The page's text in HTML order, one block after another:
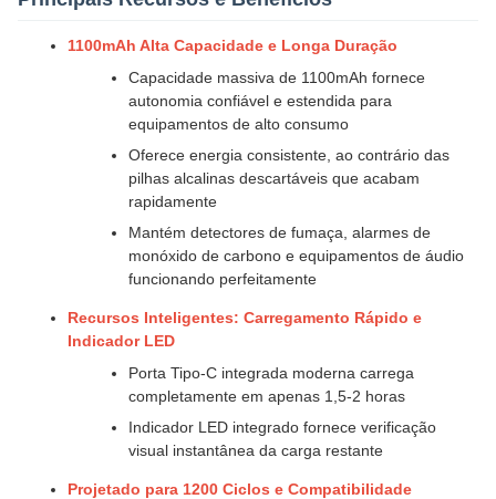
1100mAh Alta Capacidade e Longa Duração
Capacidade massiva de 1100mAh fornece
autonomia confiável e estendida para
equipamentos de alto consumo
Oferece energia consistente, ao contrário das
pilhas alcalinas descartáveis que acabam
rapidamente
Mantém detectores de fumaça, alarmes de
monóxido de carbono e equipamentos de áudio
funcionando perfeitamente
Recursos Inteligentes: Carregamento Rápido e
Indicador LED
Porta Tipo-C integrada moderna carrega
completamente em apenas 1,5-2 horas
Indicador LED integrado fornece verificação
visual instantânea da carga restante
Projetado para 1200 Ciclos e Compatibilidade